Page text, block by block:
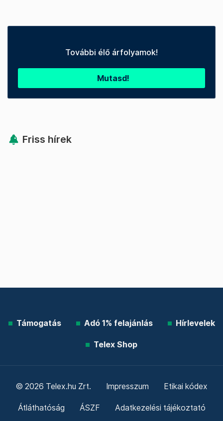
További élő árfolyamok!
Mutasd!
Friss hírek
Támogatás Adó 1% felajánlás Hírlevelek
Telex Shop
© 2026 Telex.hu Zrt. Impresszum Etikai kódex
Átláthatóság ÁSZF Adatkezelési tájékoztató